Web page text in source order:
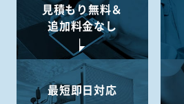
見積もり無料＆
追加料金なし
最短即日対応